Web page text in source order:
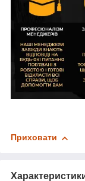
Приховати